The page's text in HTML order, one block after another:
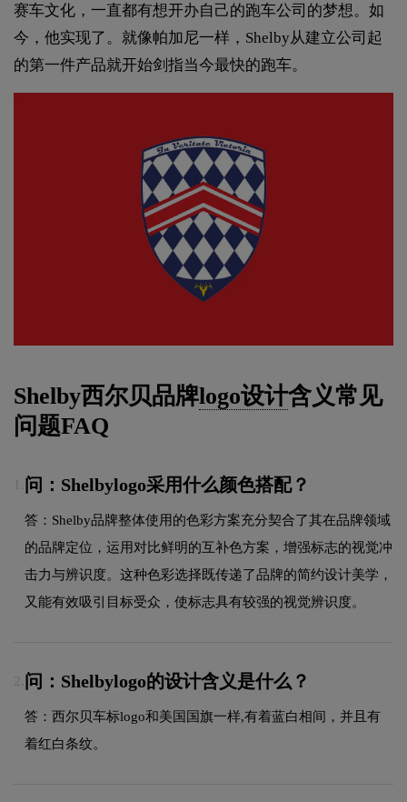
赛车文化，一直都有想开办自己的跑车公司的梦想。如
今，他实现了。就像帕加尼一样，Shelby从建立公司起
的第一件产品就开始剑指当今最快的跑车。
Shelby西尔贝品牌logo设计含义常见
问题FAQ
问：Shelbylogo采用什么颜色搭配？
答：Shelby品牌整体使用的色彩方案充分契合了其在品牌领域
的品牌定位，运用对比鲜明的互补色方案，增强标志的视觉冲
击力与辨识度。这种色彩选择既传递了品牌的简约设计美学，
又能有效吸引目标受众，使标志具有较强的视觉辨识度。
2. 问：Shelbylogo的设计含义是什么？
答：西尔贝车标logo和美国国旗一样,有着蓝白相间，并且有
着红白条纹。